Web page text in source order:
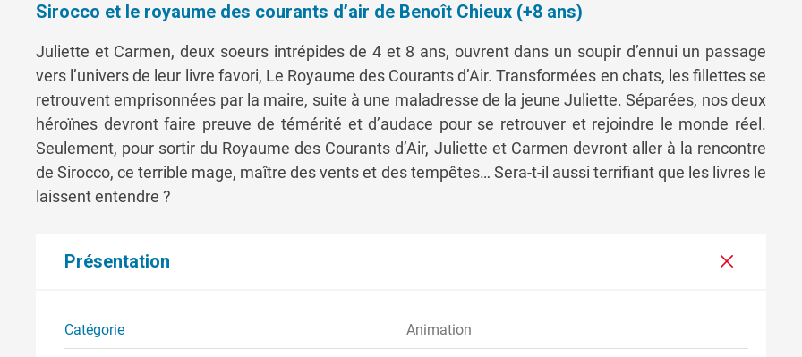
Sirocco et le royaume des courants d’air de Benoît Chieux (+8 ans)
Juliette et Carmen, deux soeurs intrépides de 4 et 8 ans, ouvrent dans un soupir d’ennui un passage
vers l’univers de leur livre favori, Le Royaume des Courants d’Air. Transformées en chats, les fillettes se
retrouvent emprisonnées par la maire, suite à une maladresse de la jeune Juliette. Séparées, nos deux
héroïnes devront faire preuve de témérité et d’audace pour se retrouver et rejoindre le monde réel.
Seulement, pour sortir du Royaume des Courants d’Air, Juliette et Carmen devront aller à la rencontre
de Sirocco, ce terrible mage, maître des vents et des tempêtes… Sera-t-il aussi terrifiant que les livres le
laissent entendre ?
Présentation
Catégorie Animation